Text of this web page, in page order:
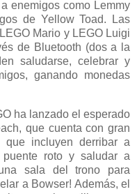
enemigos como Lemmy
de Yellow Toad. Las
Mario y LEGO Luigi
de Bluetooth (dos a la
saludarse, celebrar y
ganando monedas
ha lanzado el esperado
que cuenta con gran
que incluyen derribar a
roto y saludar a
sala del trono para
a Bowser! Además, el